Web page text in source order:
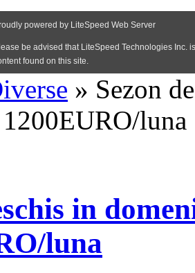
» Sezon
luna
in
luna